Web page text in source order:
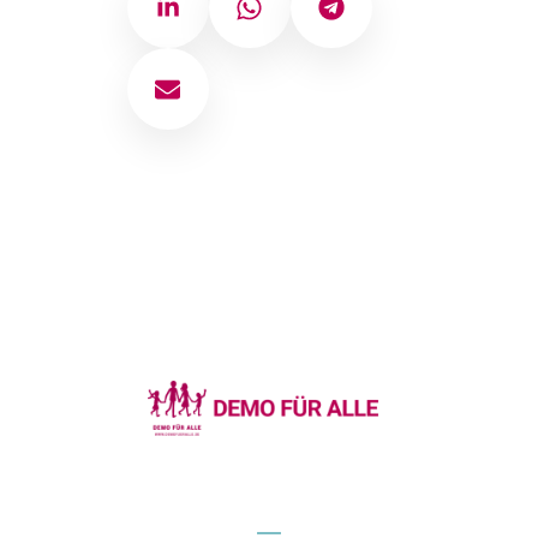
LinkedIn WhatsAppTelegram
E-Mail